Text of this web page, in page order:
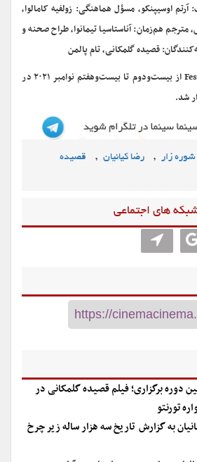
اوسیپنکو، مسؤل هماهنگی: زولفیه کامالوا،
هم‌زمان: آناستاسیا تیمانوا، طراح صحنه و
قصیده گلمکانی، تام پالمن
چهارمین جشنواره FesOhCurt از بیست‌ودوم تا بیست‌وهفتم نوامبر ۲۰۲۱ در
شد.
شوره زار , رضا کیانیان ,
قصیده
های اجتماعی
دوره برگزاری؛ فیلم قصیده گلمکانی در
تورنتو
به گزارش تاریخ سه هزار ساله زیر چرخ